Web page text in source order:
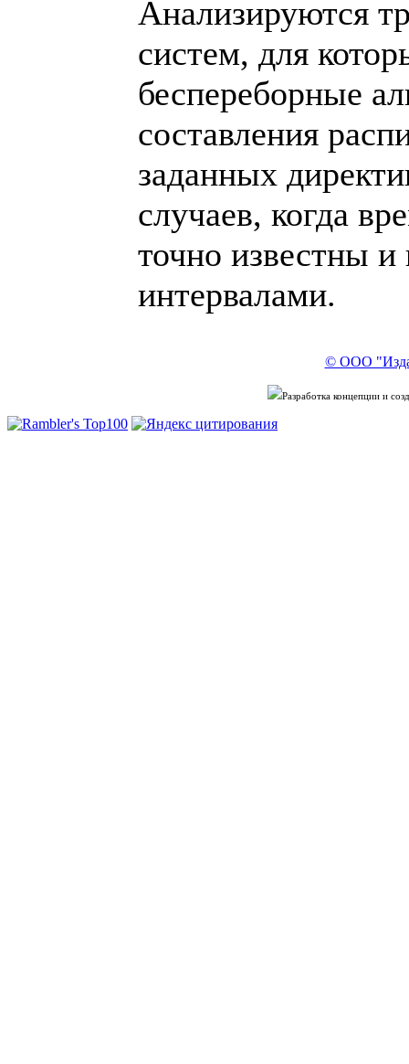
Анализируются
систем, для
беспереборные
составления
заданных
случаев, когда
точно известны и
интервалами.
© ООО
Разработка концепции и